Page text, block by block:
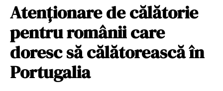
Atenţionare de călătorie
pentru românii care
doresc să călătorească în
Portugalia